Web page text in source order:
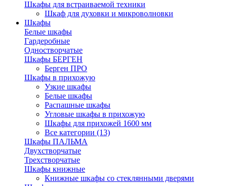
Шкафы для встраиваемой техники
Шкаф для духовки и микроволновки
Шкафы
Белые шкафы
Гардеробные
Одностворчатые
Шкафы БЕРГЕН
Берген ПРО
Шкафы в прихожую
Узкие шкафы
Белые шкафы
Распашные шкафы
Угловые шкафы в прихожую
Шкафы для прихожей 1600 мм
Все категории (13)
Шкафы ПАЛЬМА
Двухстворчатые
Трехстворчатые
Шкафы книжные
Книжные шкафы со стеклянными дверями